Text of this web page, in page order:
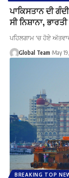
ਪਾਕਿਸਤਾਨ ਦੀ
ਸੀ ਨਿਸ਼ਾਨਾ,
ਪਹਿਲਗਾਮ 'ਚ ਹੋਏ
Global Team May
BREAKING TOP